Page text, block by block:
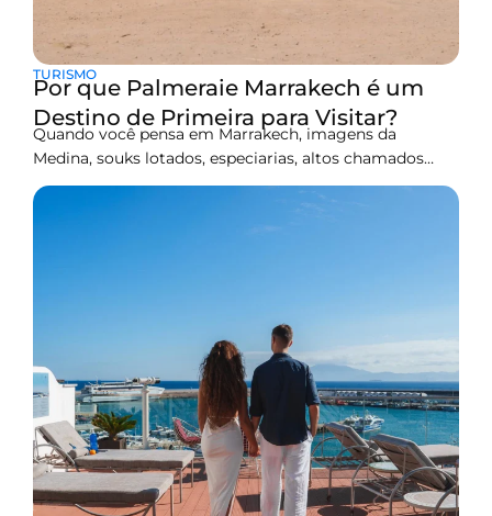
TURISMO
Por que Palmeraie Marrakech é um
Destino de Primeira para Visitar?
Quando você pensa em Marrakech, imagens da
Medina, souks lotados, especiarias, altos chamados
para oração, paredes de ocre e azulejos brilhantes
podem vir à mente primeiro. Além disso, as dunas
douradas, as brisas quentes e os passeios de camelo